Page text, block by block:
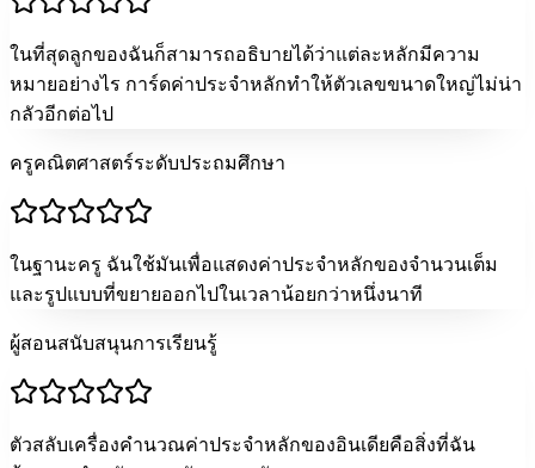
ในที่สุดลูกของฉันก็สามารถอธิบายได้ว่าแต่ละหลักมีความ
หมายอย่างไร การ์ดค่าประจำหลักทำให้ตัวเลขขนาดใหญ่ไม่น่า
กลัวอีกต่อไป
ครูคณิตศาสตร์ระดับประถมศึกษา
ในฐานะครู ฉันใช้มันเพื่อแสดงค่าประจำหลักของจำนวนเต็ม
และรูปแบบที่ขยายออกไปในเวลาน้อยกว่าหนึ่งนาที
ผู้สอนสนับสนุนการเรียนรู้
ตัวสลับเครื่องคำนวณค่าประจำหลักของอินเดียคือสิ่งที่ฉัน